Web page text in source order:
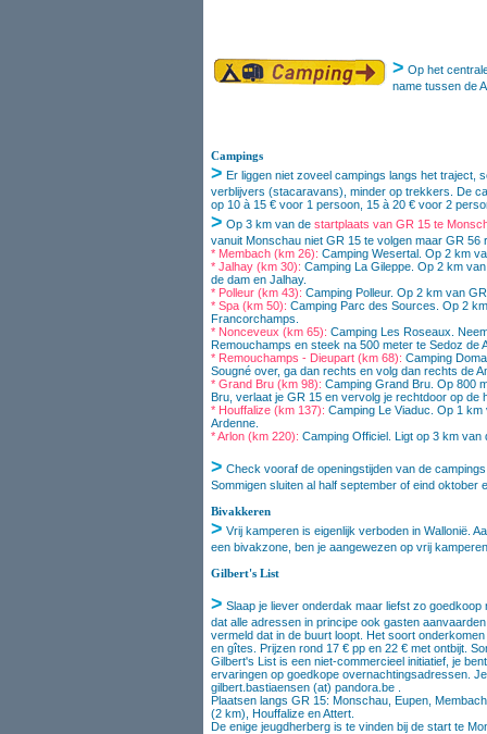
Campings
> Er liggen niet zoveel campings langs het traject,
verblijvers (stacaravans), minder op trekkers. De
op 10 à 15 € voor 1 persoon, 15 à 20 € voor 2
> Op 3 km van de startplaats van GR 15 te
vanuit Monschau niet GR 15 te volgen maar GR 56
* Membach (km 26): Camping Wesertal. Op 2 km
* Jalhay (km 30): Camping La Gileppe. Op 2 km
de dam en Jalhay.
* Polleur (km 43): Camping Polleur. Op 2 km van
* Spa (km 50): Camping Parc des Sources. Op 2
Francorchamps.
* Nonceveux (km 65): Camping Les Roseaux.
Remouchamps en steek na 500 meter te Sedoz de
* Remouchamps - Dieupart (km 68): Camping
Sougné over, ga dan rechts en volg dan rechts de
* Grand Bru (km 98): Camping Grand Bru. Op 800
Bru, verlaat je GR 15 en vervolg je rechtdoor op de
* Houffalize (km 137): Camping Le Viaduc. Op 1
Ardenne.
* Arlon (km 220): Camping Officiel. Ligt op 3 km
> Check vooraf de openingstijden van de
Sommigen sluiten al half september of eind oktober
Bivakkeren
> Vrij kamperen is eigenlijk verboden in Wallonië.
een bivakzone, ben je aangewezen op vrij
Gilbert's List
> Slaap je liever onderdak maar liefst zo
dat alle adressen in principe ook gasten
vermeld dat in de buurt loopt. Het soort
en gîtes. Prijzen rond 17 € pp en 22 € met ontbijt.
Gilbert's List is een niet-commercieel initiatief, je
ervaringen op goedkope overnachtingsadressen.
gilbert.bastiaensen (at) pandora.be .
Plaatsen langs GR 15: Monschau, Eupen,
(2 km), Houffalize en Attert.
De enige jeugdherberg is te vinden bij de start te
> Op het
name tussen de